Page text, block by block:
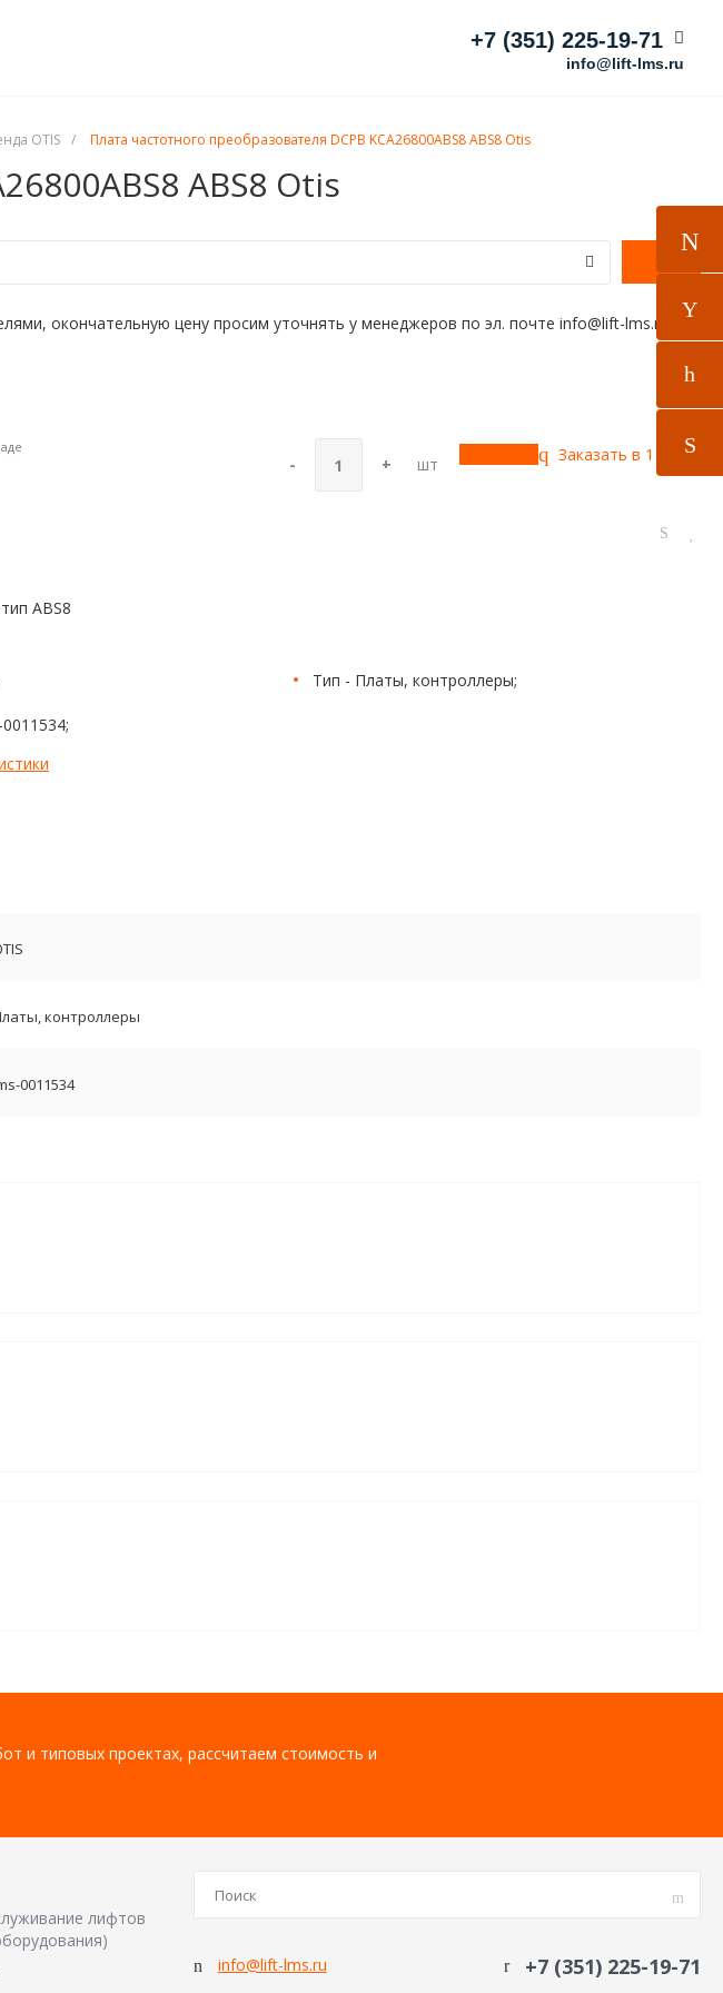
+7 (351) 225-19-71
info@lift-lms.ru
OTIS / Плата частотного преобразователя DCPB KCA26800ABS8 ABS8 Otis
ABS8 Otis
окончательную цену просим уточнять у менеджеров по эл. почте info@lift-lms.ru
- + шт Заказать в 1 клик!
ABS8
Тип - Платы, контроллеры;
контроллеры
0011534
и типовых проектах, рассчитаем стоимость и
лифтов
info@lift-lms.ru +7 (351) 225-19-71